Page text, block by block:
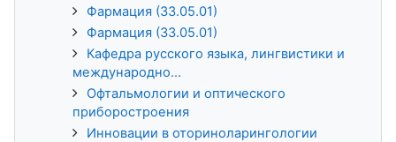
Фармация (33.05.01)
Фармация (33.05.01)
Кафедра русского языка, лингвистики и
международно...
Офтальмологии и оптического
приборостроения
Инновации в оториноларингологии